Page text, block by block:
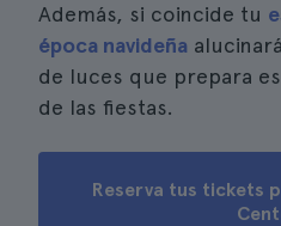
Además, si coincide tu
época navideña
de luces que prepara
de las fiestas.
Reserva tus tickets